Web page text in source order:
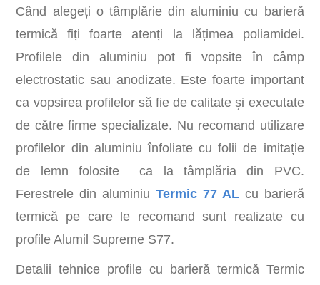
Când alegeți o tâmplărie din aluminiu cu barieră
termică fiți foarte atenți la lățimea poliamidei.
Profilele din aluminiu pot fi vopsite în câmp
electrostatic sau anodizate. Este foarte important
ca vopsirea profilelor să fie de calitate și executate
de către firme specializate. Nu recomand utilizare
profilelor din aluminiu înfoliate cu folii de imitație
de lemn folosite ca la tâmplăria din PVC.
Ferestrele din aluminiuTermic 77 ALcu barieră
termică pe care le recomand sunt realizate cu
profile Alumil Supreme S77.
Detalii tehnice profile cu barieră termică Termic